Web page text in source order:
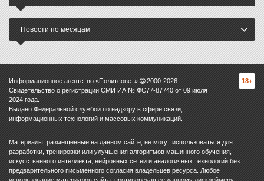
Новости по месяцам
Информационное агентство «Политсовет» 2000-2026
Свидетельство о регистрации СМИ ИА № ФС77-87740 от 09 июля
2024 года.
Выдано Федеральной службой по надзору в сфере связи,
информационных технологий и массовых коммуникаций.
18+
Материалы, размещённые на данном сайте, не могут использоваться для
разработки, тренировки или улучшения алгоритмов машинного обучения,
искусственного интеллекта, нейронных сетей и аналогичных технологий без
предварительного письменного согласия владельцев ресурса. Любое